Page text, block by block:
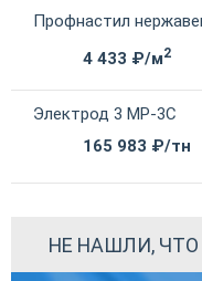
Профнастил
4 433 ₽/м2
Электрод 3 МР-3С
165 983 ₽/тн
НЕ НАШЛИ,